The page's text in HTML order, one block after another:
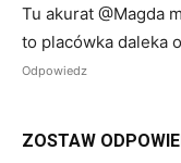
Tu akurat @Magda
to placówka daleka
Odpowiedz
ZOSTAW